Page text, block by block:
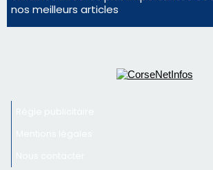
© 2026 corsenetinfos